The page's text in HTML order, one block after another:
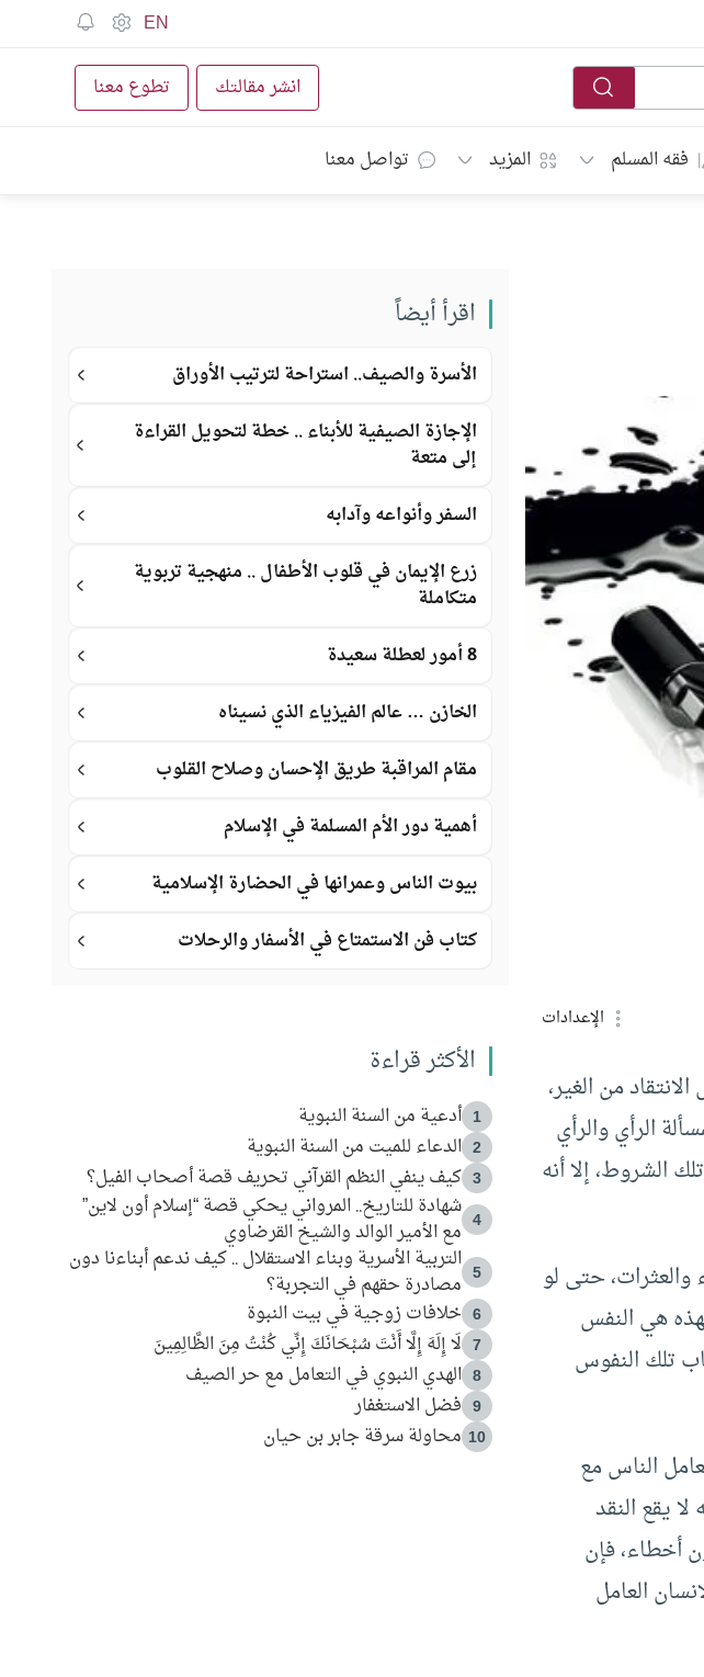
EN
انشر مقالتك تطوع معنا
فقه المسلم المزيد تواصل معنا
الإعدادات
من الغير،
الرأي والرأي
الشروط، إلا أنه
والعثرات، حتى لو
هي النفس
تلك النفوس
الناس مع
يقع النقد
أخطاء، فإن
العامل
اقرأ أيضاً
الأسرة والصيف.. استراحة لترتيب الأوراق
الإجازة الصيفية للأبناء .. خطة لتحويل القراءة
إلى متعة
السفر وأنواعه وآدابه
زرع الإيمان في قلوب الأطفال .. منهجية تربوية
متكاملة
8 أمور لعطلة سعيدة
الخازن … عالم الفيزياء الذي نسيناه
مقام المراقبة طريق الإحسان وصلاح القلوب
أهمية دور الأم المسلمة في الإسلام
بيوت الناس وعمرانها في الحضارة الإسلامية
كتاب فن الاستمتاع في الأسفار والرحلات
الأكثر قراءة
1 أدعية من السنة النبوية
2 الدعاء للميت من السنة النبوية
3 كيف ينفي النظم القرآني تحريف قصة أصحاب الفيل؟
4
شهادة للتاريخ.. المرواني يحكي قصة “إسلام أون لاين”
مع الأمير الوالد والشيخ القرضاوي
5
التربية الأسرية وبناء الاستقلال .. كيف ندعم أبناءنا دون
مصادرة حقهم في التجربة؟
6 خلافات زوجية في بيت النبوة
7 لَا إِلَهَ إِلَّا أَنْتَ سُبْحَانَكَ إِنِّي كُنْتُ مِنَ الظَّالِمِينَ
8 الهدي النبوي في التعامل مع حر الصيف
9 فضل الاستغفار
10 محاولة سرقة جابر بن حيان